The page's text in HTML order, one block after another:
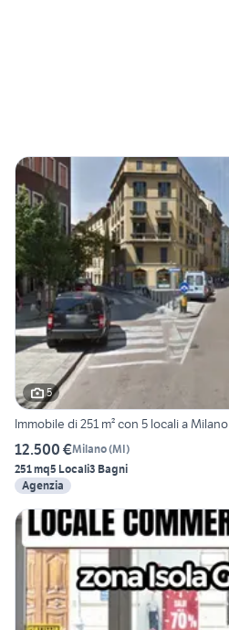
5
Immobile di 251 m² con 5 locali a Milano
12.500 €Milano(MI)
251 mq5 Locali3 Bagni
Agenzia